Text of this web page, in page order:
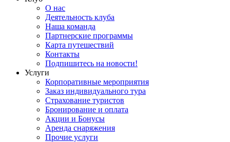
О нас
Деятельность клуба
Наша команда
Партнерские программы
Карта путешествий
Контакты
Подпишитесь на новости!
Услуги
Корпоративные мероприятия
Заказ индивидуального тура
Страхование туристов
Бронирование и оплата
Акции и Бонусы
Аренда снаряжения
Прочие услуги